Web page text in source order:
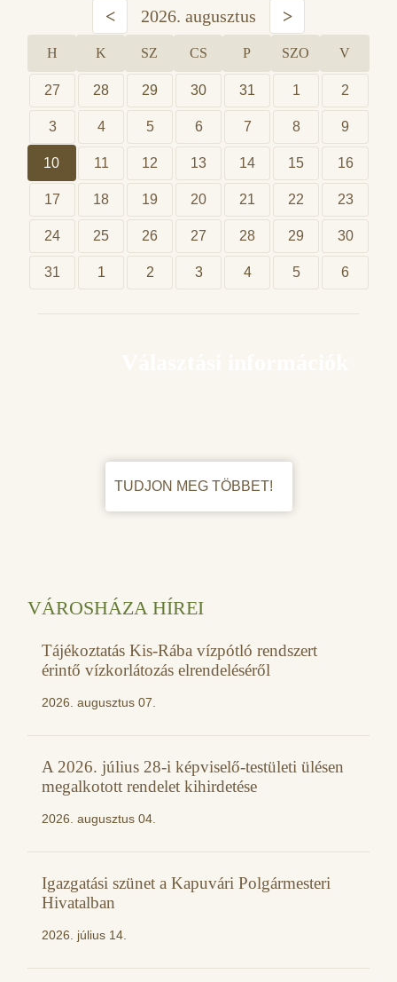
< 2026. augusztus >
H K SZ CS P SZO V
27 28 29 30 31 1 2
3 4 5 6 7 8 9
10 11 12 13 14 15 16
17 18 19 20 21 22 23
24 25 26 27 28 29 30
31 1 2 3 4 5 6
TUDJON MEG TÖBBET!
VÁROSHÁZA HÍREI
Tájékoztatás Kis-Rába vízpótló rendszert
érintő vízkorlátozás elrendeléséről
2026. augusztus 07.
A 2026. július 28-i képviselő-testületi ülésen
megalkotott rendelet kihirdetése
2026. augusztus 04.
Igazgatási szünet a Kapuvári Polgármesteri
Hivatalban
2026. július 14.